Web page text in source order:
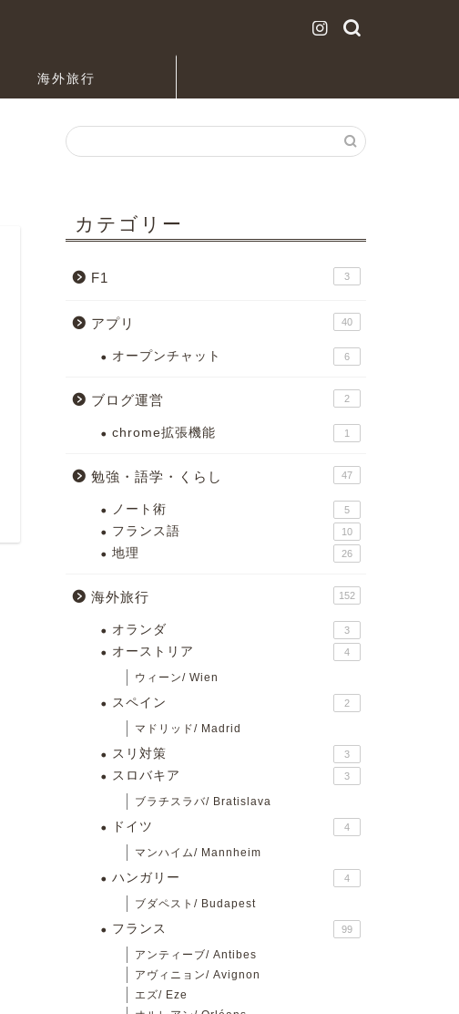
海外旅行
カテゴリー
F1 3
アプリ 40
オープンチャット 6
ブログ運営 2
chrome拡張機能 1
勉強・語学・くらし 47
ノート術 5
フランス語 10
地理 26
海外旅行 152
オランダ 3
オーストリア 4
ウィーン/ Wien
スペイン 2
マドリッド/ Madrid
スリ対策 3
スロバキア 3
ブラチスラバ/ Bratislava
ドイツ 4
マンハイム/ Mannheim
ハンガリー 4
ブダペスト/ Budapest
フランス 99
アンティーブ/ Antibes
アヴィニョン/ Avignon
エズ/ Eze